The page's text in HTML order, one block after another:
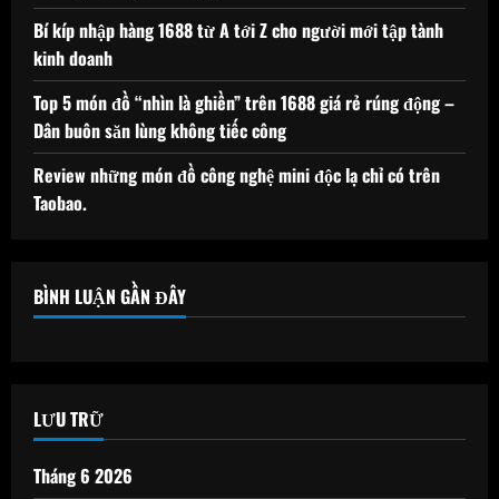
Bí kíp nhập hàng 1688 từ A tới Z cho người mới tập tành
kinh doanh
Top 5 món đồ “nhìn là ghiền” trên 1688 giá rẻ rúng động –
Dân buôn săn lùng không tiếc công
Review những món đồ công nghệ mini độc lạ chỉ có trên
Taobao.
BÌNH LUẬN GẦN ĐÂY
LƯU TRỮ
Tháng 6 2026